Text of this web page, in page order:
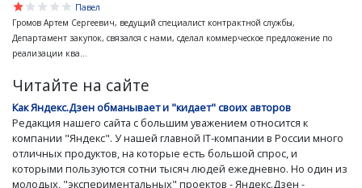
star
star
star
star
star
Павел
Громов Артем Сергеевич, ведущий специалист контрактной службы,
Департамент закупок, связался с нами, сделал коммерческое предложение по
реализации ква...
Читайте на сайте
Как Яндекс.Дзен обманывает и "кидает" своих авторов
Редакция нашего сайта с большим уважением относится к
компании "Яндекс". У нашей главной IT-компании в России много
отличных продуктов, на которые есть большой спрос, и
которыми пользуются сотни тысяч людей ежедневно. Но один из
молодых, "экспериментальных" проектов - Яндекс.Дзен -